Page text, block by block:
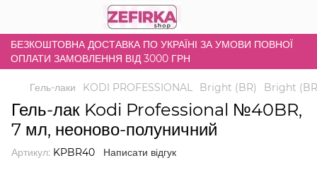
БЕЗКОШТОВНА ДОСТАВКА ПО УКРАЇНІ ЗА УМОВИ ПОВНОЇ
ОПЛАТИ ЗАМОВЛЕННЯ ВІД 3000 ГРН
Гель-лаки KODI PROFESSIONAL Bright (BR) Bright
Гель-лак Kodi Professional №40BR,
7 мл, неоново-полуничний
Артикул: KPBR40 Написати відгук